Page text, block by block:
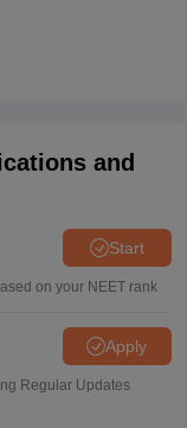
and
Start
on your NEET rank
Apply
Regular Updates